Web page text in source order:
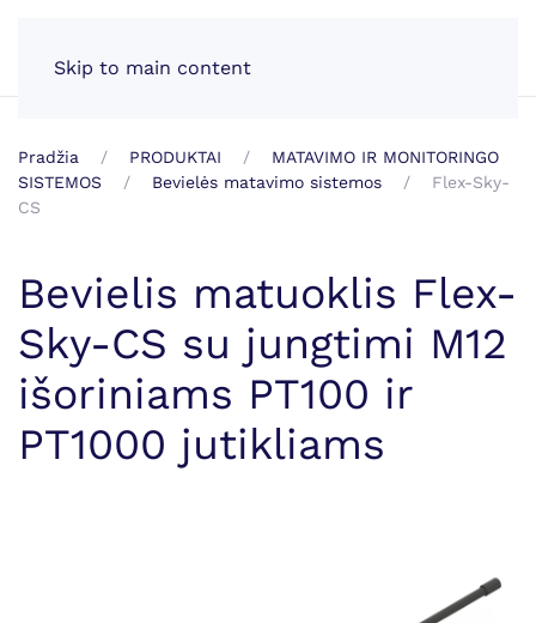
Skip to main content
Pradžia PRODUKTAI
MATAVIMO IR MONITORINGO
SISTEMOS
Bevielės matavimo sistemos
Flex-Sky-
CS
Bevielis matuoklis Flex-
Sky-CS su jungtimi M12
išoriniams PT100 ir
PT1000 jutikliams